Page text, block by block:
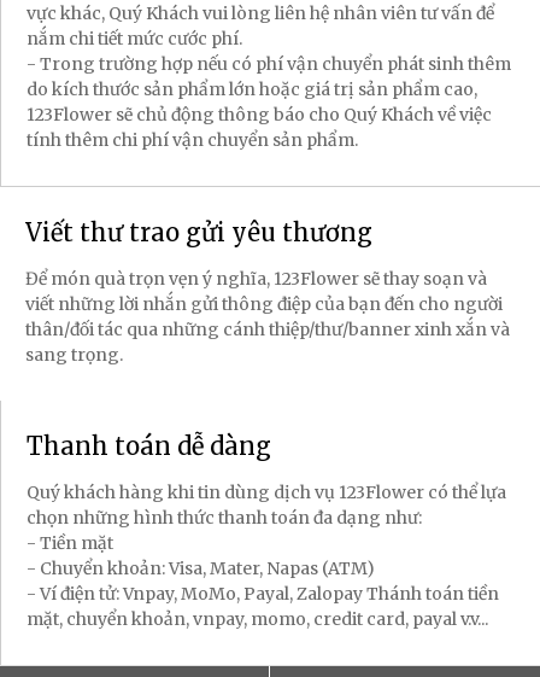
vực khác, Quý Khách vui lòng liên hệ nhân viên tư vấn để
nắm chi tiết mức cước phí.
- Trong trường hợp nếu có phí vận chuyển phát sinh thêm
do kích thước sản phẩm lớn hoặc giá trị sản phẩm cao,
123Flower sẽ chủ động thông báo cho Quý Khách về việc
tính thêm chi phí vận chuyển sản phẩm.
Viết thư trao gửi yêu thương
Để món quà trọn vẹn ý nghĩa, 123Flower sẽ thay soạn và
viết những lời nhắn gửi thông điệp của bạn đến cho người
thân/đối tác qua những cánh thiệp/thư/banner xinh xắn và
sang trọng.
Thanh toán dễ dàng
Quý khách hàng khi tin dùng dịch vụ 123Flower có thể lựa
chọn những hình thức thanh toán đa dạng như:
- Tiền mặt
- Chuyển khoản: Visa, Mater, Napas (ATM)
- Ví điện tử: Vnpay, MoMo, Payal, Zalopay Thánh toán tiền
mặt, chuyển khoản, vnpay, momo, credit card, payal v.v...